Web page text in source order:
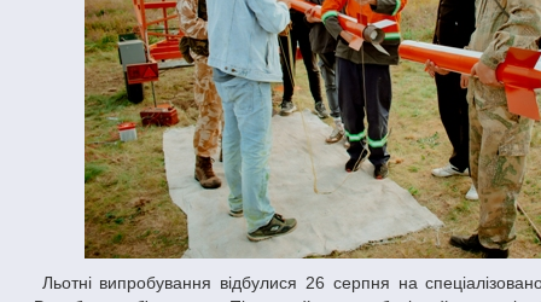
Льотні випробування відбулися 26 серпня на спеціалізованому полігоні Павлоградського механічного заводу Державного підприємства